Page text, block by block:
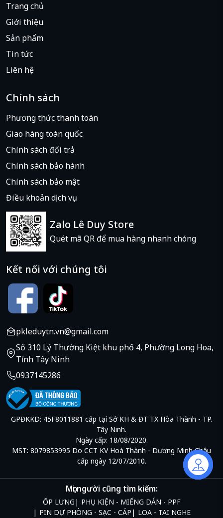
Trang chủ
Giới thiệu
Sản phẩm
Tin tức
Liên hệ
Chính sách
Phương thức thanh toán
Giao hàng toàn quốc
Chính sách đổi trả
Chính sách bảo hành
Chính sách bảo mật
Điều khoản dịch vụ
Zalo Lê Duy Store
Quét mã QR để mua hàng nhanh chóng
Kết nối với chúng tôi
pkleduytn.vn@gmail.com
Số 310 Lý Thường Kiệt khu phố 4, Phường Long Hoa,
Tỉnh Tây Ninh
0937145286
GPĐKKD: 45F8011881 cấp tại Sở KH & ĐT TX Hòa Thành - TP.
Tây Ninh.
Ngày cấp: 18/08/2020.
MST: 8079853995 Do CCT KV Hoà Thành - Dương Minh Châu
cấp ngày 12/07/2010.
Mọi người cũng tìm kiếm:
ỐP LƯNG
PHỤ KIỆN - MIẾNG DÁN - PPF
PIN DỰ PHÒNG - SẠC - CÁP
LOA - TAI NGHE
Liên hệ